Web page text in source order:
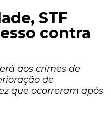
STF
contra
aos crimes de
de
que ocorreram após